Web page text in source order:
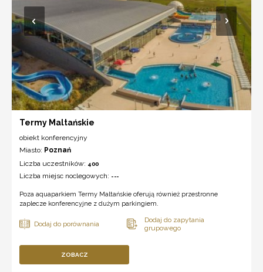
Termy Maltańskie
obiekt konferencyjny
Miasto: Poznań
Liczba uczestników: 400
Liczba miejsc noclegowych: ---
Poza aquaparkiem Termy Maltańskie oferują również przestronne
zaplecze konferencyjne z dużym parkingiem.
ZOBACZ